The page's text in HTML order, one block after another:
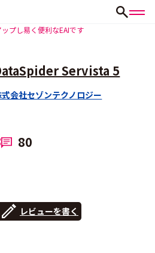
プし易く便利なEAIです
Servista 5
会社セゾンテクノロジー
80
レビューを書く